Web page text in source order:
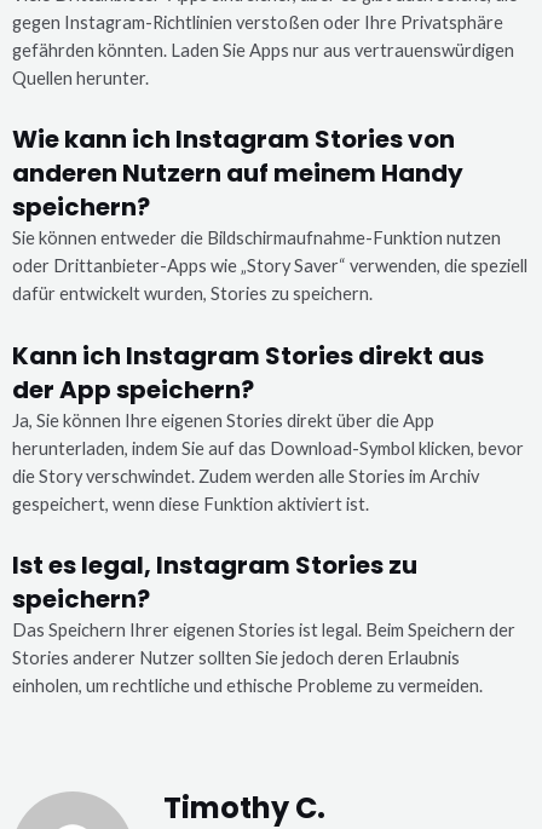
gegen Instagram-Richtlinien verstoßen oder Ihre Privatsphäre
gefährden könnten. Laden Sie Apps nur aus vertrauenswürdigen
Quellen herunter.
Wie kann ich Instagram Stories von
anderen Nutzern auf meinem Handy
speichern?
Sie können entweder die Bildschirmaufnahme-Funktion nutzen
oder Drittanbieter-Apps wie „Story Saver“ verwenden, die speziell
dafür entwickelt wurden, Stories zu speichern.
Kann ich Instagram Stories direkt aus
der App speichern?
Ja, Sie können Ihre eigenen Stories direkt über die App
herunterladen, indem Sie auf das Download-Symbol klicken, bevor
die Story verschwindet. Zudem werden alle Stories im Archiv
gespeichert, wenn diese Funktion aktiviert ist.
Ist es legal, Instagram Stories zu
speichern?
Das Speichern Ihrer eigenen Stories ist legal. Beim Speichern der
Stories anderer Nutzer sollten Sie jedoch deren Erlaubnis
einholen, um rechtliche und ethische Probleme zu vermeiden.
Timothy C.